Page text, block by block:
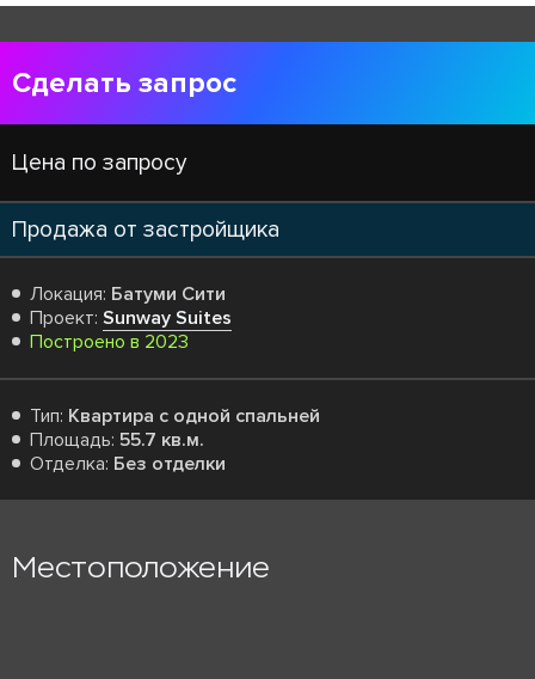
Сделать запрос
Цена по запросу
Продажа от застройщика
Локация: Батуми Сити
Проект: Sunway Suites
Построено в 2023
Тип: Квартира с одной спальней
Площадь: 55.7 кв.м.
Отделка: Без отделки
Местоположение